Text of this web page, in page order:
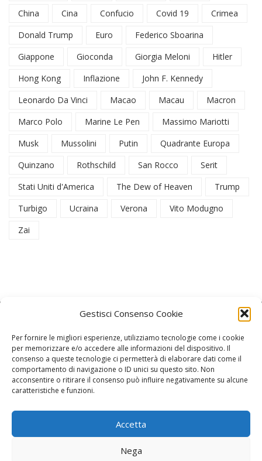
Gestisci Consenso Cookie
Per fornire le migliori esperienze, utilizziamo tecnologie come i cookie
per memorizzare e/o accedere alle informazioni del dispositivo. Il
consenso a queste tecnologie ci permetterà di elaborare dati come il
comportamento di navigazione o ID unici su questo sito. Non
acconsentire o ritirare il consenso può influire negativamente su alcune
caratteristiche e funzioni.
Accetta
Nega
China
Cina Confucio Covid 19
Crimea
Donald Trump
Euro
Federico Sboarina
Giappone
Gioconda Giorgia Meloni
Hitler
Hong Kong
Inflazione
John F. Kennedy
Leonardo Da Vinci
Macao Macau
Macron
Marco Polo
Marine Le Pen
Massimo Mariotti
Musk
Mussolini Putin
Quadrante Europa
Quinzano
Rothschild San Rocco
Serit
Stati Uniti d'America
The Dew of Heaven
Trump
Turbigo
Ucraina Verona
Vito Modugno
Zai
La Redazione
Direttore responsabile:
Critica Letteraria:Ambrogio Bianchi
Ada Simoni